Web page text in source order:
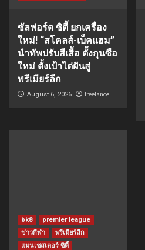
ซัลฟอร์ด ซิตี้ ยกเครื่อง
ใหม่! “สโคลส์-เบ็คแฮม”
นำทัพปรับสีเสื้อ ตั้งกุนซือ
ใหม่ ตั้งเป้าไต่ฝันสู่
พรีเมียร์ลีก
August 6, 2026 freelance
bk8
premier league
ข่าวกีฬา
พรีเมียร์ลีก
แมนเชสเตอร์ ซิตี้